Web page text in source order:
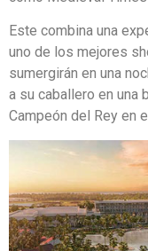
Este combina una
uno de los mejores
sumergirán en una
a su caballero en una
Campeón del Rey en